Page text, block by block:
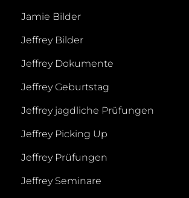
Jamie Bilder
Jeffrey Bilder
Jeffrey Dokumente
Jeffrey Geburtstag
Jeffrey jagdliche Prüfungen
Jeffrey Picking Up
Jeffrey Prüfungen
Jeffrey Seminare